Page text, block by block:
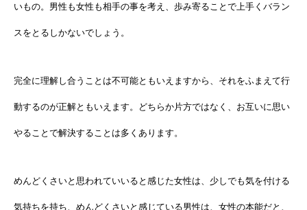
いもの。男性も女性も相手の事を考え、歩み寄ることで上手くバラン
スをとるしかないでしょう。
完全に理解し合うことは不可能ともいえますから、それをふまえて行
動するのが正解ともいえます。どちらか片方ではなく、お互いに思い
やることで解決することは多くあります。
めんどくさいと思われていいると感じた女性は、少しでも気を付ける
気持ちを持ち、めんどくさいと感じている男性は、女性の本能だと、